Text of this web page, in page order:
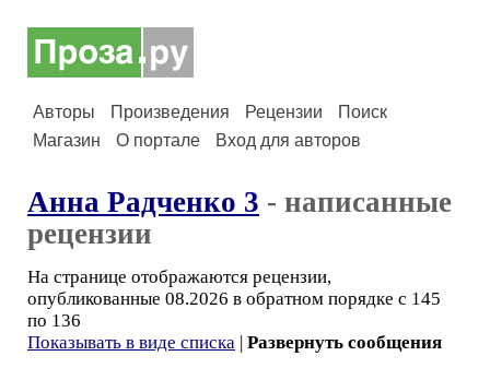
Авторы Произведения Рецензии
Поиск
Магазин
О портале Вход для авторов
Анна Радченко 3 - написанные
рецензии
На странице отображаются рецензии,
опубликованные 08.2026 в обратном порядке с 145
по 136
Показывать в виде списка | Развернуть сообщения